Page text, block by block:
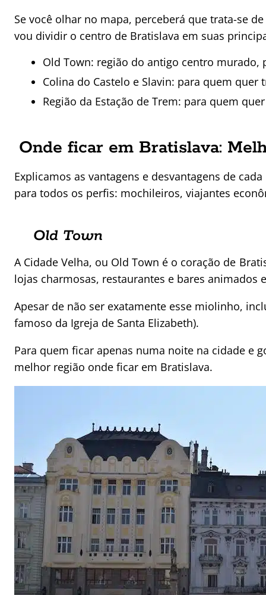
Se você olhar no mapa, perceberá que trata-se
vou dividir o centro de Bratislava em suas
Old Town: região do antigo centro
Colina do Castelo e Slavin: para quem
Região da Estação de Trem: para quem
Onde ficar em Bratislava:
Explicamos as vantagens e desvantagens de
para todos os perfis: mochileiros, viajantes
Old Town
A Cidade Velha, ou Old Town é o coração de
lojas charmosas, restaurantes e bares animados
Apesar de não ser exatamente esse miolinho,
famoso da Igreja de Santa Elizabeth).
Para quem ficar apenas numa noite na cidade e
melhor região onde ficar em Bratislava.